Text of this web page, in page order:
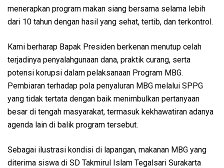
menerapkan program makan siang bersama selama lebih
dari 10 tahun dengan hasil yang sehat, tertib, dan terkontrol.
Kami berharap Bapak Presiden berkenan menutup celah
terjadinya penyalahgunaan dana, praktik curang, serta
potensi korupsi dalam pelaksanaan Program MBG.
Pembiaran terhadap pola penyaluran MBG melalui SPPG
yang tidak tertata dengan baik menimbulkan pertanyaan
besar di tengah masyarakat, termasuk kekhawatiran adanya
agenda lain di balik program tersebut.
Sebagai ilustrasi kondisi di lapangan, makanan MBG yang
diterima siswa di SD Takmirul Islam Tegalsari Surakarta